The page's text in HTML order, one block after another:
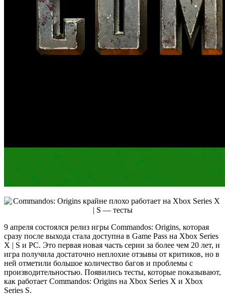
9 апреля состоялся релиз игры Commandos: Origins, которая
сразу после выхода стала доступна в Game Pass на Xbox Series
X | S и PC. Это первая новая часть серии за более чем 20 лет, и
игра получила достаточно неплохие отзывы от критиков, но в
ней отметили большое количество багов и проблемы с
производительностью. Появились тесты, которые показывают,
как работает Commandos: Origins на Xbox Series X и Xbox
Series S.